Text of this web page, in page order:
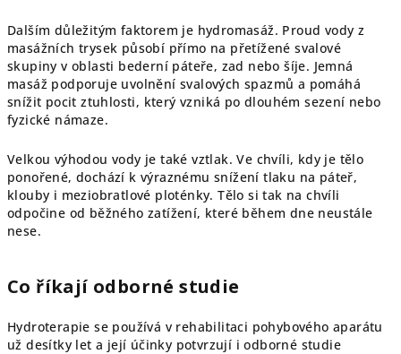
Dalším důležitým faktorem je hydromasáž. Proud vody z
masážních trysek působí přímo na přetížené svalové
skupiny v oblasti bederní páteře, zad nebo šíje. Jemná
masáž podporuje uvolnění svalových spazmů a pomáhá
snížit pocit ztuhlosti, který vzniká po dlouhém sezení nebo
fyzické námaze.
Velkou výhodou vody je také vztlak. Ve chvíli, kdy je tělo
ponořené, dochází k výraznému snížení tlaku na páteř,
klouby i meziobratlové ploténky. Tělo si tak na chvíli
odpočine od běžného zatížení, které během dne neustále
nese.
Co říkají odborné studie
Hydroterapie se používá v rehabilitaci pohybového aparátu
už desítky let a její účinky potvrzují i odborné studie